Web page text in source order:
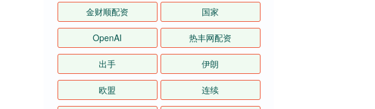
金财顺配资 国家
OpenAI 热丰网配资
出手 伊朗
欧盟 连续